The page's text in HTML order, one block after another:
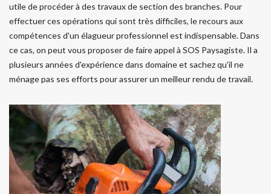
utile de procéder à des travaux de section des branches. Pour
effectuer ces opérations qui sont très difficiles, le recours aux
compétences d'un élagueur professionnel est indispensable. Dans
ce cas, on peut vous proposer de faire appel à SOS Paysagiste. Il a
plusieurs années d'expérience dans domaine et sachez qu'il ne
ménage pas ses efforts pour assurer un meilleur rendu de travail.